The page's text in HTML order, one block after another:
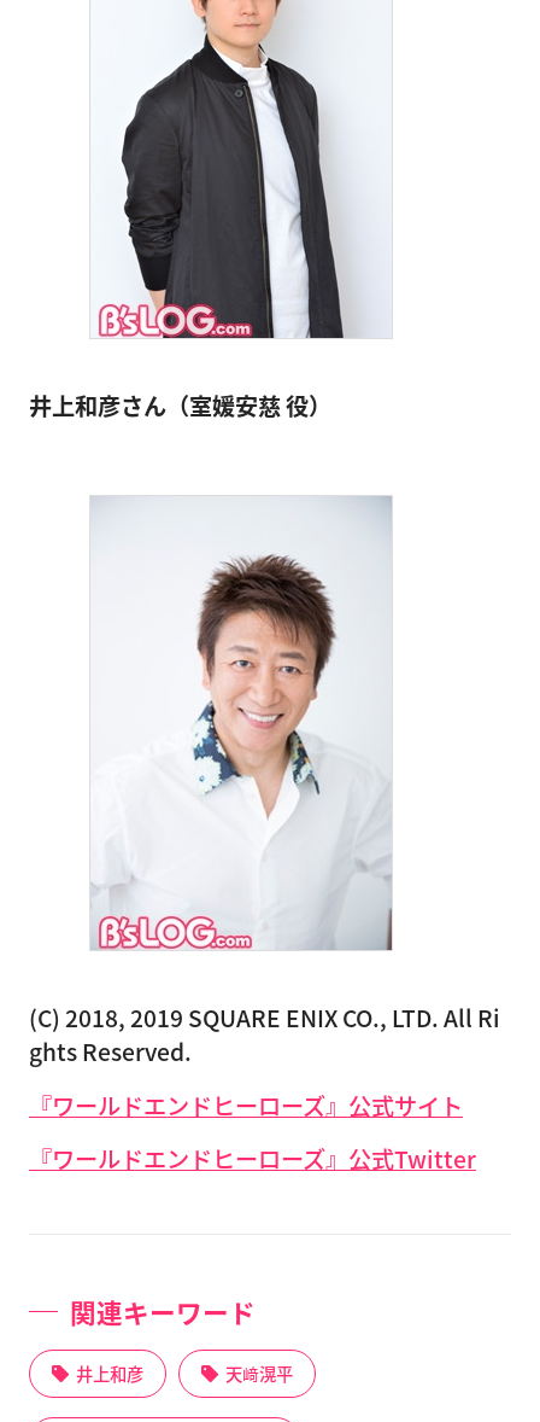
井上和彦さん（室媛安慈 役）
(C) 2018, 2019 SQUARE ENIX CO., LTD. All Ri
ghts Reserved.
『ワールドエンドヒーローズ』公式サイト
『ワールドエンドヒーローズ』公式Twitter
関連キーワード
井上和彦 天﨑滉平